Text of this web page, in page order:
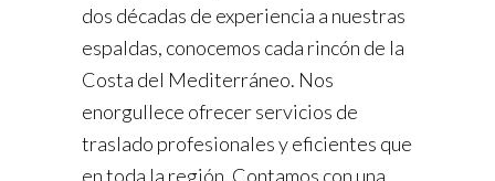
dos décadas de experiencia a nuestras
espaldas, conocemos cada rincón de la
Costa del Mediterráneo. Nos
enorgullece ofrecer servicios de
traslado profesionales y eficientes que
en toda la región. Contamos con una